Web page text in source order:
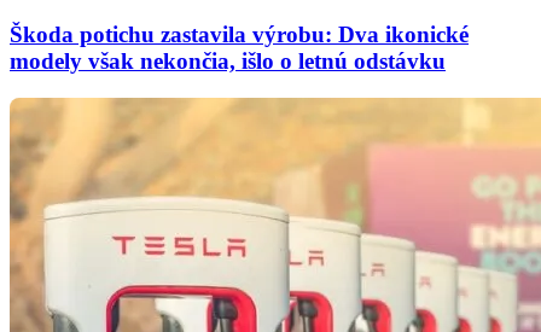
Škoda potichu zastavila výrobu: Dva ikonické
modely však nekončia, išlo o letnú odstávku